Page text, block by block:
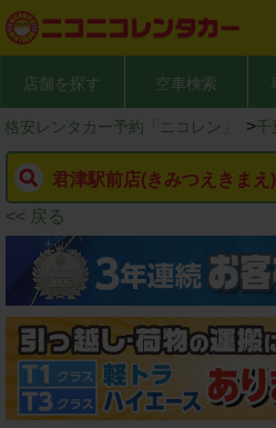
店舗を探す 空車検索
格安レンタカー予約「ニコレン」 >千
君津駅前店(きみつえきまえ)
<< 戻る